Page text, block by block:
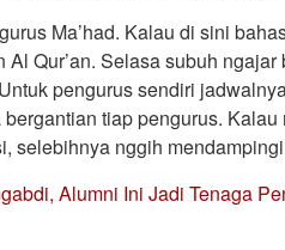
Ma’had. Kalau di sini
Al Qur’an. Selasa subuh
pengurus sendiri
tiap pengurus.
selebihnya nggih
Alumni Ini Jadi Tenaga